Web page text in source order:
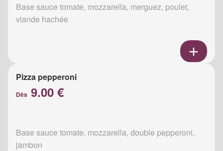
Base sauce tomate, mozzarella, merguez, poulet,
viande hachée
Pizza pepperoni
Dès 9.00 €
Base sauce tomate, mozzarella, double pepperoni,
jambon